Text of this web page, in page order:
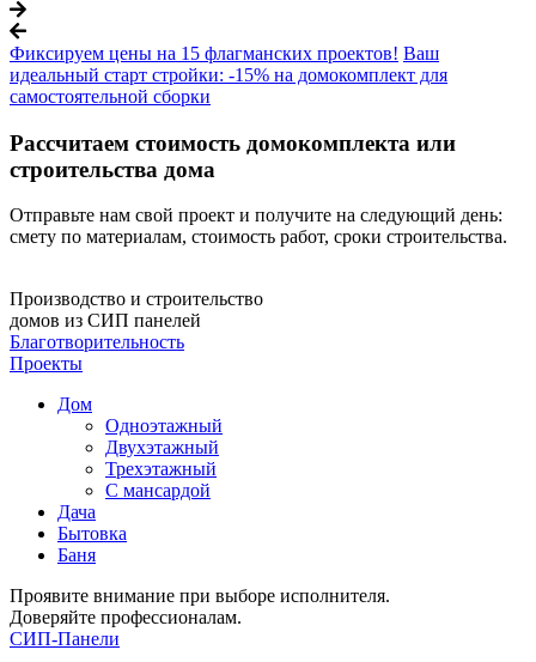
Фиксируем цены на 15 флагманских проектов! Ваш
идеальный старт стройки: -15% на домокомплект для
самостоятельной сборки
Рассчитаем стоимость домокомплекта или
строительства дома
Отправьте нам свой проект и получите на следующий день:
смету по материалам, стоимость работ, сроки строительства.
Производство и строительство
домов из СИП панелей
Благотворительность
Проекты
Дом
Одноэтажный
Двухэтажный
Трехэтажный
С мансардой
Дача
Бытовка
Баня
Проявите внимание при выборе исполнителя.
Доверяйте профессионалам.
СИП-Панели